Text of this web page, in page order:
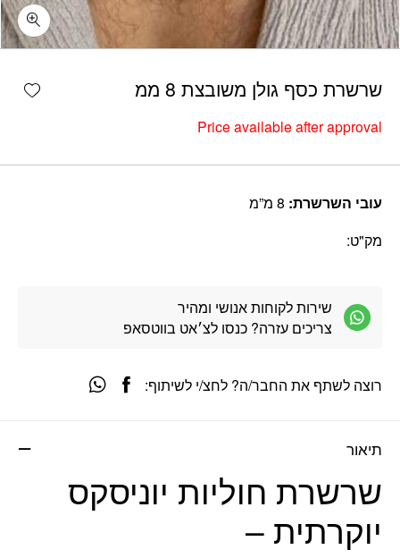
שרשרת כסף גולן משובצת 8 ממ
Price available after approval
עובי השרשרת:
מק"ט:
שירות לקוחות אנושי ומהיר
צריכים עזרה? כנסו לצ׳אט בווטסאפ
תיאור
שרשרת חוליות יוניסקס
יוקרתית –
רוצה לשתף את החבר/ה? לחצ/י לשיתוף: